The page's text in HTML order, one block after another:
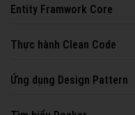
Entity Framwork Core
Thực hành Clean Code
Ứng dụng Design Pattern